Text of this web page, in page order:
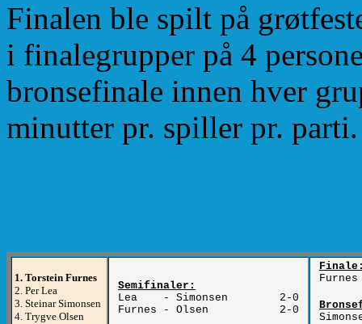
Finalen ble spilt på
i finalegrupper på 4
bronsefinale innen hver
minutter pr. spiller pr. parti.
1. Torstein Furnes
2. Per Lea
3. Steinar Simonsen
4. Trygve Olsen
Semifinaler:
Lea - Simonsen 2-0
Furnes - Olsen 2-0